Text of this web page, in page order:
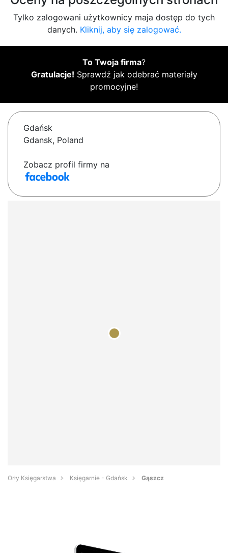
Tylko zalogowani użytkownicy maja dostęp do tych
danych. Kliknij, aby się zalogować.
To Twoja firma?
Gratulacje! Sprawdź jak odebrać materiały
promocyjne!
Gdańsk
Gdansk, Poland
Zobacz profil firmy na
Orły Księgarstwa Księgarnie - Gdańsk Gąszcz